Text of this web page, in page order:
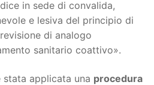
in sede di convalida,
e lesiva del principio di
di analogo
sanitario coattivo».
applicata una procedura